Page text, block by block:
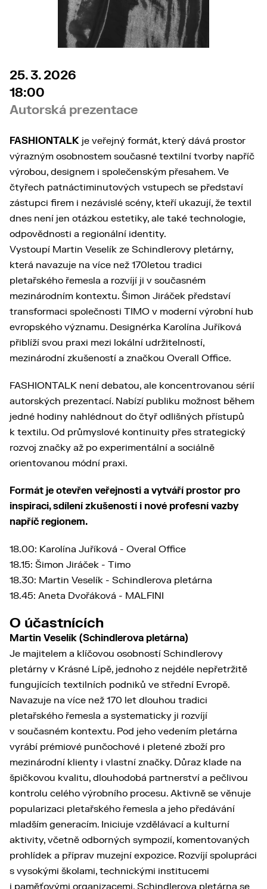
25. 3. 2026
18:00
Autorská prezentace
FASHIONTALK je veřejný formát, který dává prostor
výrazným osobnostem současné textilní tvorby napříč
výrobou, designem i společenským přesahem. Ve
čtyřech patnáctiminutových vstupech se představí
zástupci firem i nezávislé scény, kteří ukazují, že textil
dnes není jen otázkou estetiky, ale také technologie,
odpovědnosti a regionální identity.
Vystoupí Martin Veselík ze Schindlerovy pletárny,
která navazuje na více než 170letou tradici
pletařského řemesla a rozvíjí ji v současném
mezinárodním kontextu. Šimon Jiráček představí
transformaci společnosti TIMO v moderní výrobní hub
evropského významu. Designérka Karolína Juříková
přiblíží svou praxi mezi lokální udržitelností,
mezinárodní zkušeností a značkou Overall Office.
FASHIONTALK není debatou, ale koncentrovanou sérií
autorských prezentací. Nabízí publiku možnost během
jedné hodiny nahlédnout do čtyř odlišných přístupů
k textilu. Od průmyslové kontinuity přes strategický
rozvoj značky až po experimentální a sociálně
orientovanou módní praxi.
Formát je otevřen veřejnosti a vytváří prostor pro
inspiraci, sdílení zkušeností i nové profesní vazby
napříč regionem.
18.00: Karolína Juříková - Overal Office
18.15: Šimon Jiráček - Timo
18.30: Martin Veselík - Schindlerova pletárna
18.45: Aneta Dvořáková - MALFINI
O účastnících
Martin Veselík (Schindlerova pletárna)
Je majitelem a klíčovou osobností Schindlerovy
pletárny v Krásné Lípě, jednoho z nejdéle nepřetržitě
fungujících textilních podniků ve střední Evropě.
Navazuje na více než 170 let dlouhou tradici
pletařského řemesla a systematicky ji rozvíjí
v současném kontextu. Pod jeho vedením pletárna
vyrábí prémiové punčochové i pletené zboží pro
mezinárodní klienty i vlastní značky. Důraz klade na
špičkovou kvalitu, dlouhodobá partnerství a pečlivou
kontrolu celého výrobního procesu. Aktivně se věnuje
popularizaci pletařského řemesla a jeho předávání
mladším generacím. Iniciuje vzdělávací a kulturní
aktivity, včetně odborných sympozií, komentovaných
prohlídek a příprav muzejní expozice. Rozvíjí spolupráci
s vysokými školami, technickými institucemi